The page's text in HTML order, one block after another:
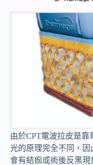
由於CPT電波拉皮是
光的原理完全不同，
會有結痂或術後反黑